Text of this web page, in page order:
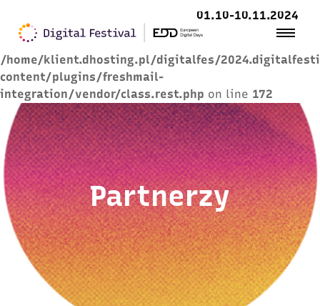
Warning : Trying to access array offset on value of
type null in
/home/klient.dhosting.pl/digitalfes/
content/plugins/freshmail-
integration/vendor/class.rest.php on line 172
01.10-10.11.2024
Partnerzy